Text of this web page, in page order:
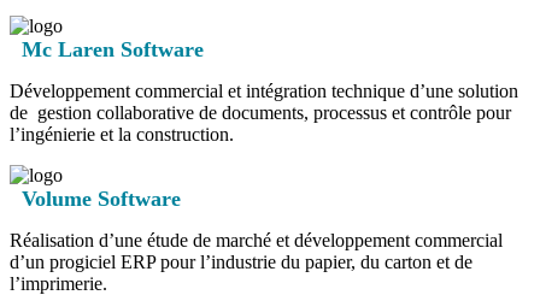
Mc Laren Software
Développement commercial et intégration technique d’une solution
de gestion collaborative de documents, processus et contrôle pour
l’ingénierie et la construction.
Volume Software
Réalisation d’une étude de marché et développement commercial
d’un progiciel ERP pour l’industrie du papier, du carton et de
l’imprimerie.